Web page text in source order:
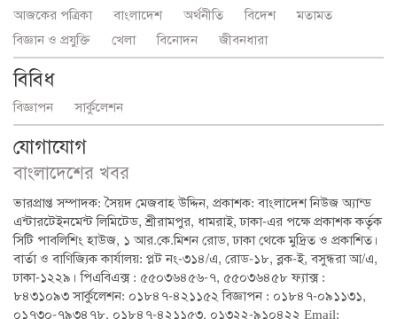
আজকের পত্রিকা বাংলাদেশ অর্থনীতি বিদেশ
মতামত
বিজ্ঞান ও প্রযুক্তি
খেলা বিনোদন জীবনধারা
বিবিধ
বিজ্ঞাপন সার্কুলেশন
যোগাযোগ
বাংলাদেশের খবর
ভারপ্রাপ্ত সম্পাদক: সৈয়দ মেজবাহ উদ্দিন, প্রকাশক: বাংলাদেশ নিউজ অ্যান্ড
এন্টারটেইনমেন্ট লিমিটেড, শ্রীরামপুর, ধামরাই, ঢাকা-এর পক্ষে প্রকাশক কর্তৃক
সিটি পাবলিশিং হাউজ, ১ আর.কে.মিশন রোড, ঢাকা থেকে মুদ্রিত ও প্রকাশিত।
বার্তা ও বাণিজ্যিক কার্যালয়: প্লট নং-৩১৪/এ, রোড-১৮, ব্লক-ই, বসুন্ধরা আ/এ,
ঢাকা-১২২৯। পিএবিএক্স : ৫৫০৩৬৪৫৬-৭, ৫৫০৩৬৪৫৮ ফ্যাক্স :
৮৪৩১০৯৩ সার্কুলেশন: ০১৮৪৭-৪২১১৫২ বিজ্ঞাপন : ০১৮৪৭-০৯১১৩১,
০১৭৩০-৭৯৩৪৭৮, ০১৮৪৭-৪২১১৫৩, ০১৩২২-৯১০৪২২ Email: